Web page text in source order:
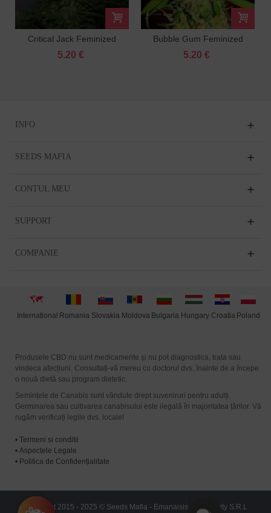
Critical Jack Feminized
5.20 €
Bubble Gum Feminized
5.20 €
INFO
SEEDS MAFIA
CONTUL MEU
SUPPORT
COMPANIE
International Romania Slovakia Moldova Bulgaria Hungary Croatia Poland
Produsele CBD nu sunt medicamente și nu pot diagnostica, trata sau
vindeca afecțiuni. Consultați-vă mereu cu doctorul dvs. înainte de a începe
o nouă dietă sau program dietetic.
Semințele de Canabis sunt vândute drept suveniruri pentru adulți.
Germinarea sau cultivarea canabisului este ilegală în majoritatea țărilor. Vă
rugăm verificați legile dvs. locale!
• Termeni si conditii
• Aspectele Legale
• Politica de Confidențialitate
Copyright 2015 - 2025 © Seeds Mafia - Emanaisis Community S.R.L